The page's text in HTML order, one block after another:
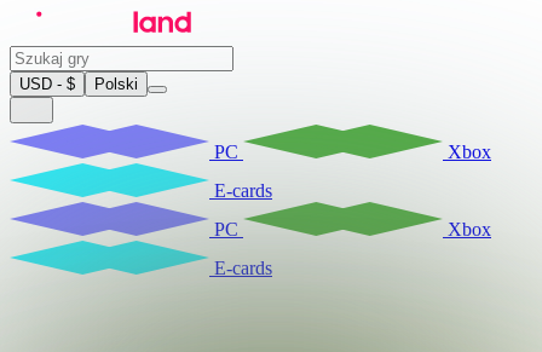
USD - $ Polski
PC
Xbox
E-cards
PC
Xbox
E-cards